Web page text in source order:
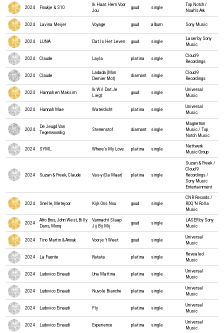
2024 Froukje & S10
Ik Haat Hem Voor
Jou
goud single
Top Notch /
Noah's Ark
2024 Lavina Meijer Voyage goud album Sony Music
2024 LUNA Dat Is Het Leven goud single
Laser by Sony
Music
2024 Claude Layla platina single
Cloud 9
Recordings
2024 Claude
Ladada (Mon
Dernier Mot)
diamant single
Cloud 9
Recordings
2024 Hannah en Maksim
Ik Wil Dat Je
Liegt
goud single
Universal
Music
2024 Hannah Mae Waterdicht platina single
Universal
Music
2024
De Jeugd Van
Tegenwoordig
Sterrenstof diamant single
Magnetron
Music / Top
Notch Music
2024 SYML Where’s My Love platina single
Nettwerk
Music Group
2024 Suzan & Freek, Claude Vas-y (Ga Maar) platina single
Suzan & Freek /
Cloud 9
Recordings /
Sony Music
Entertainment
2024 Snelle, Metejoor Kijk Ons Nou goud single
CNR Records /
ROQ ‘N Rolla
Music
2024
Afro Bros, John West, Billy
Dans, Monq
Vannacht Slaap
Jij Bij Mij
goud single
LASER by Sony
Music
2024 Tino Martin & Anouk Voor je 't Weet goud single
Universal
Music
2024 La Fuente Ratata platina single
Revealed
Music
2024 Ludovico Einaudi Una Mattina platina single
Universal
Music
2024 Ludovico Einaudi Nuvole Bianche platina single
Universal
Music
2024 Ludovico Einaudi Fly platina single
Universal
Music
2024 Ludovico Einaudi Experience platina single
Universal
Music